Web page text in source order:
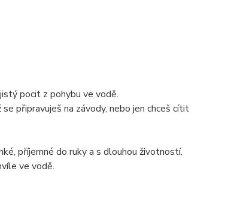
pocit z pohybu ve vodě.
připravuješ na závody, nebo jen chceš cítit
příjemné do ruky a s dlouhou životností.
ve vodě.